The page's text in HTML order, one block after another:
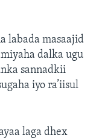
labada masaajid
dalka ugu
sannadkii
iyo ra’iisul
laga dhex